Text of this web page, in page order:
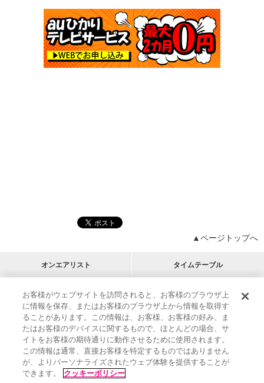
▲ページトップへ
オンエアリスト タイムテーブル
プログラムリスト チャート
アーティストリスト
M-ON!
RECOMMEND
リクエスト
インフォメーション | プレゼント&ご招待
MUSIC ON! TV（エムオン!）とは？ | サポート
サイト案内
| エムオン!友の会 | クッキーの詳細
お客様がウェブサイトを訪問されると、お客様のブラウザ上
に情報を保存、またはお客様のブラウザ上から情報を取得す
ることがあります。この情報は、お客様、お客様の好み、ま
たはお客様のデバイスに関するもので、ほとんどの場合、サ
イトをお客様の期待通りに動作させるために使用されます。
この情報は通常、直接お客様を特定するものではありません
が、よりパーソナライズされたウェブ体験を提供することが
できます。
クッキーポリシー